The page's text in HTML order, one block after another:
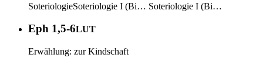
SoteriologieSoteriologie I (Bi… Soteriologie I (Bi…
Eph 1,5-6LUT
Erwählung: zur Kindschaft